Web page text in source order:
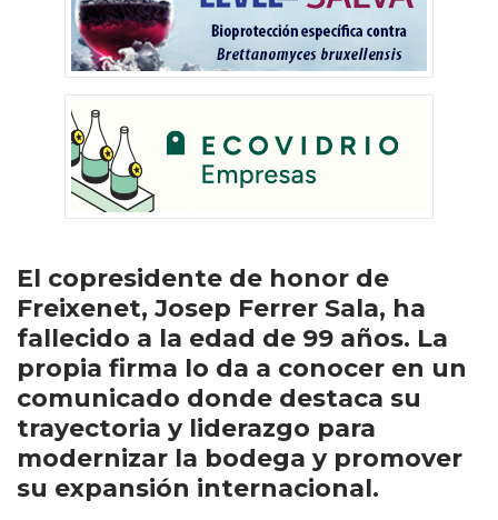
El copresidente de honor de
Freixenet, Josep Ferrer Sala, ha
fallecido a la edad de 99 años. La
propia firma lo da a conocer en un
comunicado donde destaca su
trayectoria y liderazgo para
modernizar la bodega y promover
su expansión internacional.